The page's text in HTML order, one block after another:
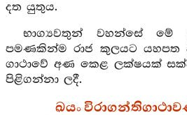
දත යුතුය.
භාග්‍යවතුන් වහන්සේ මේ
පමණකින්ම රාජ කුලයට යහපත
ගාථාවේ අණ කෙළ ලක්ෂයක්
පිළිගන්නා ලදී.
ඛයං